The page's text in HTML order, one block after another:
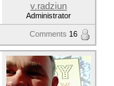
v.radziun
Administrator
Comments 16